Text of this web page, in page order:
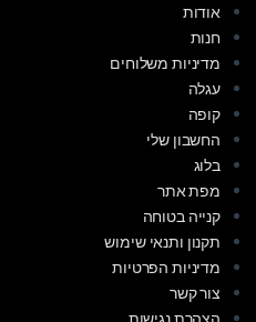
אודות
חנות
מדיניות משלוחים
עגלה
קופה
החשבון שלי
בלוג
מפת אתר
קנייה בטוחה
תקנון ותנאי שימוש
מדיניות הפרטיות
צור קשר